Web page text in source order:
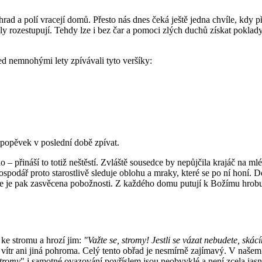
a polí vracejí domů. Přesto nás dnes čeká ještě jedna chvíle,
rozestupují. Tehdy lze i bez čar a pomoci zlých duchů získat
nemnohými lety zpívávali tyto veršíky:
v poslední době zpívat.
– přináší to totiž neštěstí. Zvláště sousedce by nepůjčila krajáč na
proto starostlivě sleduje oblohu a mraky, které se po ní honí.
je pak zasvěcena pobožnosti. Z každého domu putují k Božímu
stromu a hrozí jim: "Važte se, stromy! Jestli se vázat nebudete,
ani jiná pohroma. Celý tento obřad je nesmírně zajímavý. V